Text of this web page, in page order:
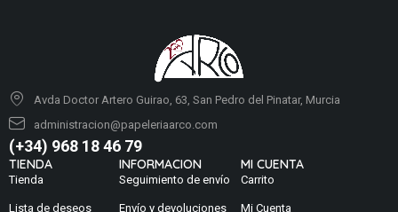
Avda Doctor Artero Guirao, 63, San Pedro del Pinatar, Murcia
administracion@papeleriaarco.com
(+34) 968 18 46 79
TIENDA
Tienda
Lista de deseos
INFORMACION
Seguimiento de envío
Envío y devoluciones
MI CUENTA
Carrito
Mi Cuenta